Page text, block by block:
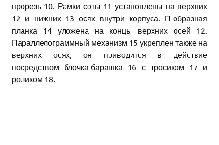
прорезь 10. Рамки соты 11 установлены на верхних
12 и нижних 13 осях внутри корпуса. П-образная
планка 14 уложена на концы верхних осей 12.
Параллелограммный механизм 15 укреплен также на
верхних осях, он приводится в действие
посредством блочка-барашка 16 с тросиком 17 и
роликом 18.